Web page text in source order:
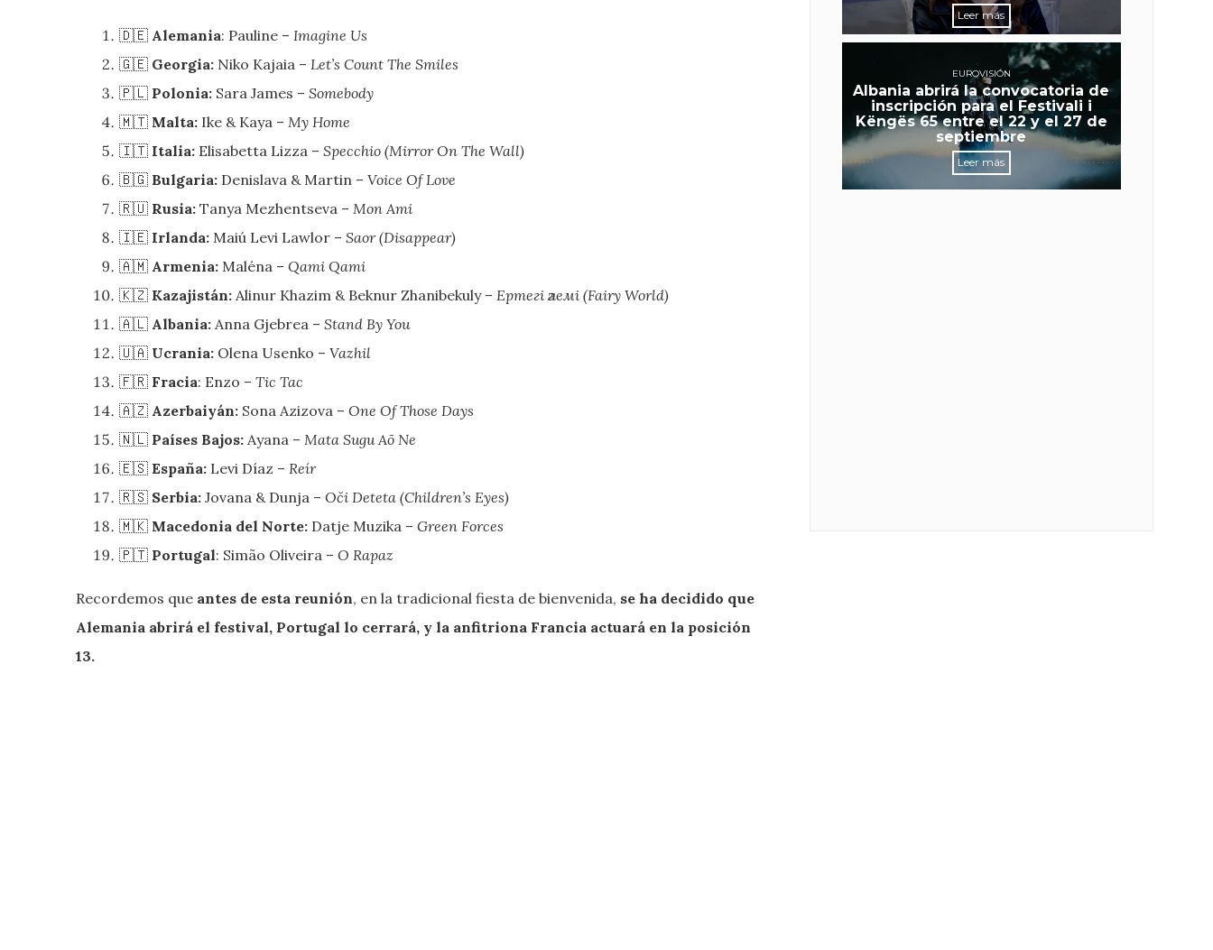
🇩🇪 Alemania: Pauline – Imagine Us
🇬🇪 Georgia: Niko Kajaia – Let’s Count The Smiles
🇵🇱 Polonia: Sara James – Somebody
🇲🇹 Malta: Ike & Kaya – My Home
🇮🇹 Italia: Elisabetta Lizza – Specchio (Mirror On The Wall)
🇧🇬 Bulgaria: Denislava & Martin – Voice Of Love
🇷🇺 Rusia: Tanya Mezhentseva – Mon Ami
🇮🇪 Irlanda: Maiú Levi Lawlor – Saor (Disappear)
🇦🇲 Armenia: Maléna – Qami Qami
🇰🇿 Kazajistán: Alinur Khazim & Beknur Zhanibekuly – Ертегі әлемі (Fairy World)
🇦🇱 Albania: Anna Gjebrea – Stand By You
🇺🇦 Ucrania: Olena Usenko – Vazhil
🇫🇷 Fracia: Enzo – Tic Tac
🇦🇿 Azerbaiyán: Sona Azizova – One Of Those Days
🇳🇱 Países Bajos: Ayana – Mata Sugu Aō Ne
🇪🇸 España: Levi Díaz – Reír
🇷🇸 Serbia: Jovana & Dunja – Oči Deteta (Children’s Eyes)
🇲🇰 Macedonia del Norte: Datje Muzika – Green Forces
🇵🇹 Portugal: Simão Oliveira – O Rapaz
Recordemos que antes de esta reunión, en la tradicional fiesta de bienvenida, se ha decidido que
Alemania abrirá el festival, Portugal lo cerrará, y la anfitriona Francia actuará en la posición
13.
Leer más
EUROVISIÓN
Albania abrirá la convocatoria de
inscripción para el Festivali i
Këngës 65 entre el 22 y el 27 de
septiembre
Leer más